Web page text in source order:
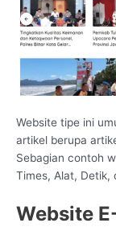
Website tipe ini
artikel berupa
Sebagian contoh
Times, Alat, Detik,
Website